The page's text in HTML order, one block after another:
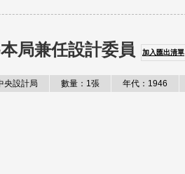
局兼任設計委員 加入匯出清單
央設計局 數量：1張 年代：1946